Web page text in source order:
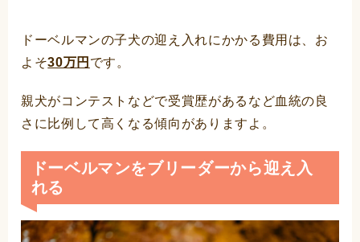
ドーベルマンの子犬の迎え入れにかかる費用は、お
よそ30万円 です。
親犬がコンテストなどで受賞歴があるなど血統の良
さに比例して高くなる傾向がありますよ。
ドーベルマンをブリーダーから迎え入
れる